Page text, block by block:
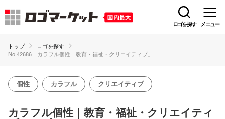
ロゴを探す メニュー
トップ
ロゴを探す
No.42686「カラフル個性｜教育・福祉・クリエイティブ」
個性 カラフル クリエイティブ
カラフル個性｜教育・福祉・クリエイティ